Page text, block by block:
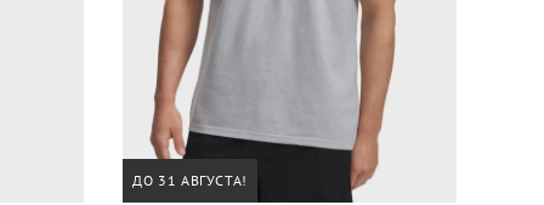
ДО 31 АВГУСТА!